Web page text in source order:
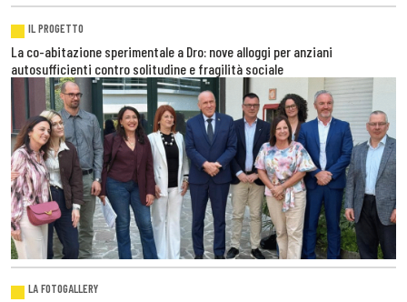
IL PROGETTO
La co-abitazione sperimentale a Dro: nove alloggi per anziani
autosufficienti contro solitudine e fragilità sociale
LA FOTOGALLERY